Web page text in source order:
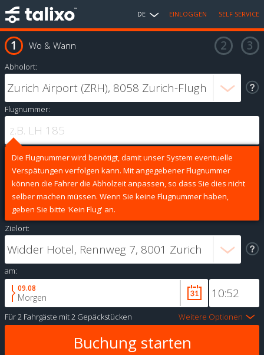
DE EINLOGGEN SELF SERVICE
Wo & Wann
Abholort:
Flugnummer:
Die Flugnummer wird benötigt, damit unser System eventuelle
Verspätungen verfolgen kann. Mit angegebener Flugnummer
können die Fahrer die Abholzeit anpassen, so dass Sie dies nicht
selber machen müssen. Wenn Sie keine Flugnummer haben,
geben Sie bitte 'Kein Flug' an.
Zielort:
am:
09.08
Morgen
Für2 Fahrgäste mit2 Gepäckstücken Weitere Optionen